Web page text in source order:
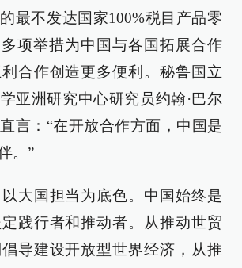
最不发达国家100%税目产品零
项举措为中国与各国拓展合作
合作创造更多便利。秘鲁国立
亚洲研究中心研究员约翰·巴尔
言：“在开放合作方面，中国是
。”
大国担当为底色。中国始终是
践行者和推动者。从推动世贸
导建设开放型世界经济，从推